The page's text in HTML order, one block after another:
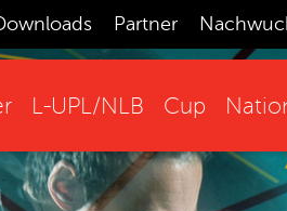
Partner
L-UPL/NLB Cup